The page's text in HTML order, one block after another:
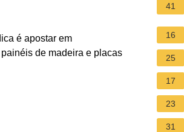
é apostar em
de madeira e placas
41
16
25
17
23
31